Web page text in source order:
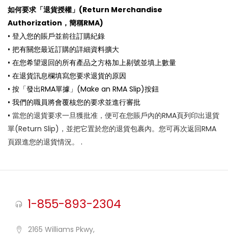
如何要求「退貨授權」(Return Merchandise
Authorization，簡稱RMA)
• 登入您的賬戶並前往訂購紀錄
• 把有關您最近訂購的詳細資料擴大
• 在您希望退回的所有產品之方格加上剔號並填上數量
• 在退貨訊息欄填寫您要求退貨的原因
• 按「發出RMA單據」(Make an RMA Slip)按鈕
• 我們的職員將會覆核您的要求並進行審批
• 當您的退貨要求一旦獲批准，便可在您賬戶內的RMA頁列印出退貨
單(Return Slip)，並把它置於您的退貨包裹內。您可再次返回RMA
頁跟進您的退貨情況。
.
1-855-893-2304
2165 Williams Pkwy,